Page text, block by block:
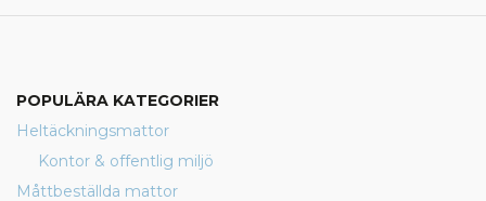
POPULÄRA KATEGORIER
Heltäckningsmattor
Kontor & offentlig miljö
Måttbeställda mattor